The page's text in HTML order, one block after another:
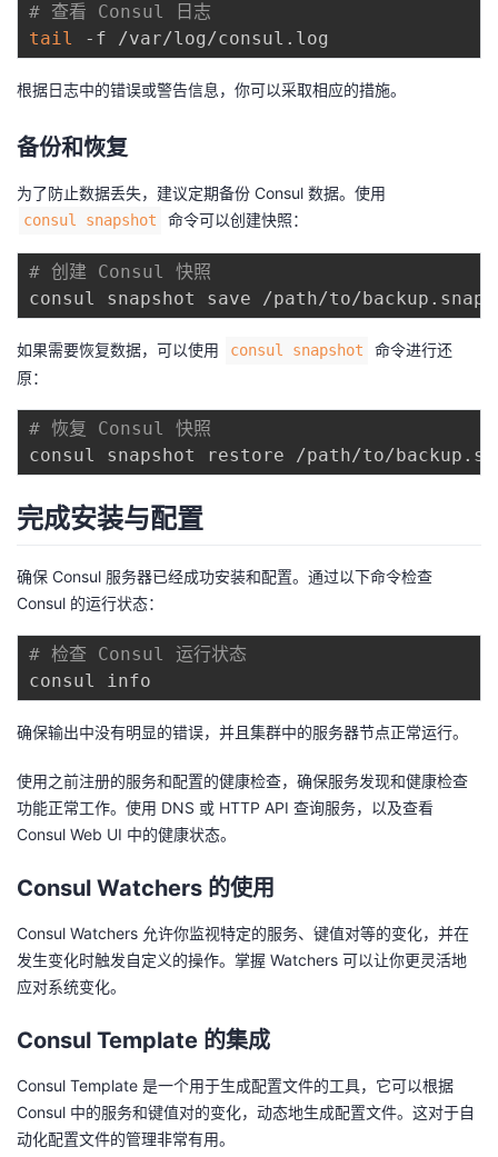
# 查看 Consul 日志
tail
根据日志中的错误或警告信息，你可以采取相应的措施。
备份和恢复
为了防止数据丢失，建议定期备份 Consul 数据。使用
consul snapshot 命令可以创建快照：
# 创建 Consul 快照
如果需要恢复数据，可以使用 consul snapshot
命令进行还
原：
# 恢复 Consul 快照
完成安装与配置
确保 Consul 服务器已经成功安装和配置。通过以下命令检查
Consul 的运行状态：
# 检查 Consul 运行状态
确保输出中没有明显的错误，并且集群中的服务器节点正常运行。
使用之前注册的服务和配置的健康检查，确保服务发现和健康检查
功能正常工作。使用 DNS 或 HTTP API 查询服务，以及查看
Consul Web UI 中的健康状态。
Consul Watchers 的使用
Consul Watchers 允许你监视特定的服务、键值对等的变化，并在
发生变化时触发自定义的操作。掌握 Watchers 可以让你更灵活地
应对系统变化。
Consul Template 的集成
Consul Template 是一个用于生成配置文件的工具，它可以根据
Consul 中的服务和键值对的变化，动态地生成配置文件。这对于自
动化配置文件的管理非常有用。